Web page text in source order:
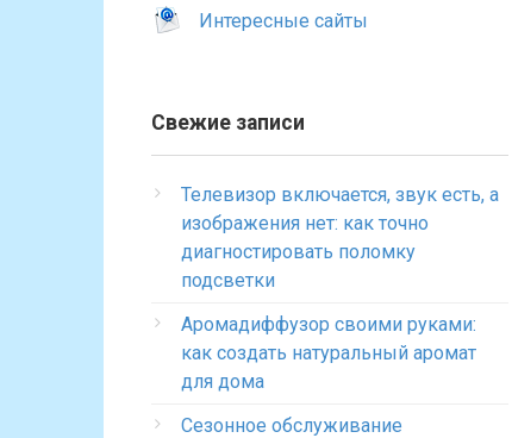
Интересные сайты
Свежие записи
Телевизор включается, звук есть, а
изображения нет: как точно
диагностировать поломку
подсветки
Аромадиффузор своими руками:
как создать натуральный аромат
для дома
Сезонное обслуживание